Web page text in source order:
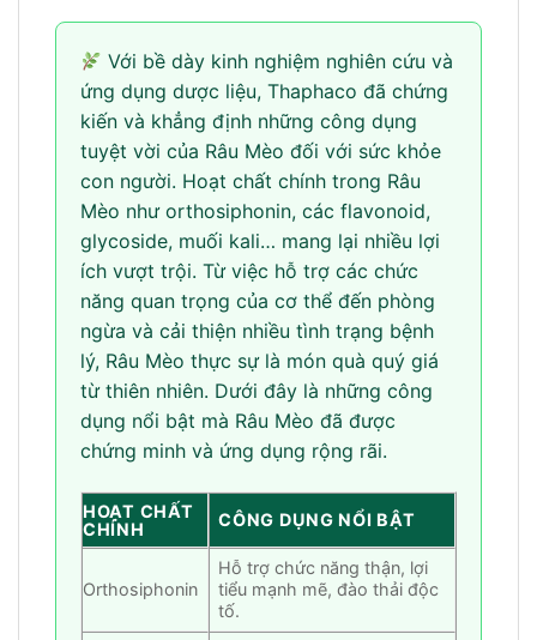
Với bề dày kinh nghiệm nghiên cứu và
ứng dụng dược liệu, Thaphaco đã chứng
kiến và khẳng định những công dụng
tuyệt vời của Râu Mèo đối với sức khỏe
con người. Hoạt chất chính trong Râu
Mèo như orthosiphonin, các flavonoid,
glycoside, muối kali… mang lại nhiều lợi
ích vượt trội. Từ việc hỗ trợ các chức
năng quan trọng của cơ thể đến phòng
ngừa và cải thiện nhiều tình trạng bệnh
lý, Râu Mèo thực sự là món quà quý giá
từ thiên nhiên. Dưới đây là những công
dụng nổi bật mà Râu Mèo đã được
chứng minh và ứng dụng rộng rãi.
HOẠT CHẤT
CHÍNH
CÔNG DỤNG NỔI BẬT
Orthosiphonin
Hỗ trợ chức năng thận, lợi
tiểu mạnh mẽ, đào thải độc
tố.